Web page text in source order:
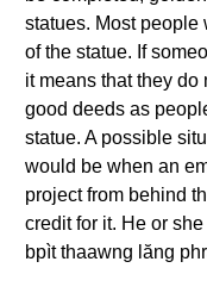
statues. Most people
of the statue. If
it means that they do
good deeds as
statue. A possible
would be when an
project from behind
credit for it. He or
bpìt thaawng lăng